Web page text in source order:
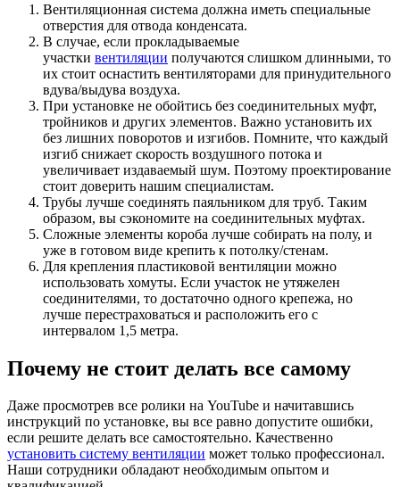
Вентиляционная система должна иметь специальные
отверстия для отвода конденсата.
В случае, если прокладываемые
участки вентиляции получаются слишком длинными, то
их стоит оснастить вентиляторами для принудительного
вдува/выдува воздуха.
При установке не обойтись без соединительных муфт,
тройников и других элементов. Важно установить их
без лишних поворотов и изгибов. Помните, что каждый
изгиб снижает скорость воздушного потока и
увеличивает издаваемый шум. Поэтому проектирование
стоит доверить нашим специалистам.
Трубы лучше соединять паяльником для труб. Таким
образом, вы сэкономите на соединительных муфтах.
Сложные элементы короба лучше собирать на полу, и
уже в готовом виде крепить к потолку/стенам.
Для крепления пластиковой вентиляции можно
использовать хомуты. Если участок не утяжелен
соединителями, то достаточно одного крепежа, но
лучше перестраховаться и расположить его с
интервалом 1,5 метра.
Почему не стоит делать все самому
Даже просмотрев все ролики на YouTube и начитавшись
инструкций по установке, вы все равно допустите ошибки,
если решите делать все самостоятельно. Качественно
установить систему вентиляции может только профессионал.
Наши сотрудники обладают необходимым опытом и